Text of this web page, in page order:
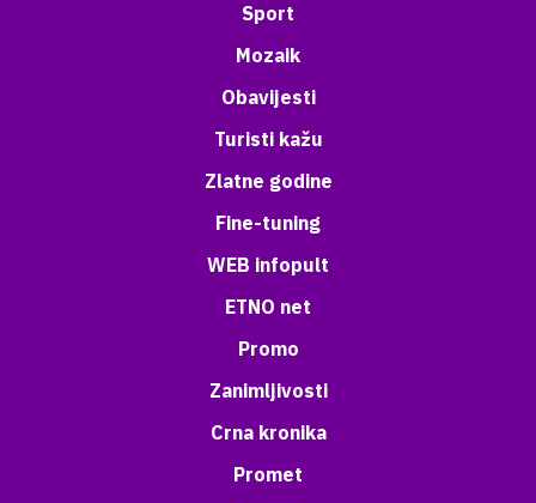
Sport
Mozaik
Obavijesti
Turisti kažu
Zlatne godine
Fine-tuning
WEB infopult
ETNO net
Promo
Zanimljivosti
Crna kronika
Promet